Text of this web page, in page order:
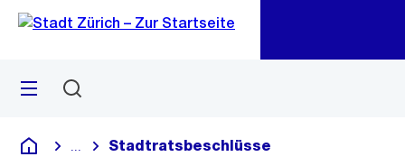
Navigation
Sprunglink
Menü
Deutsch
Blende alle Breadcrumbs ein
Stadtratsbeschlüsse